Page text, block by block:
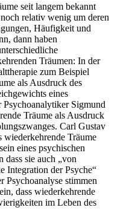
seit langem bekannt
relativ wenig um deren
Häufigkeit und
dann haben
Träumen: In der
zum Beispiel
als Ausdruck des
eines
Sigmund
Träume als Ausdruck
Carl Gustav
wiederkehrende Träume
eines psychischen
sie auch „von
Integration der Psyche“
Psychoanalyse stimmen
dass wiederkehrende
im Leben des